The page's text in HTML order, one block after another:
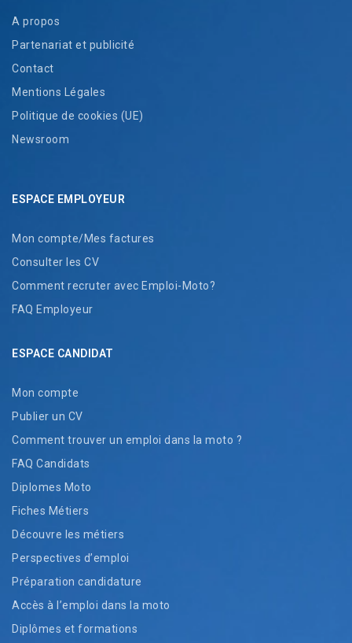
A propos
Partenariat et publicité
Contact
Mentions Légales
Politique de cookies (UE)
Newsroom
ESPACE EMPLOYEUR
Mon compte/Mes factures
Consulter les CV
Comment recruter avec Emploi-Moto?
FAQ Employeur
ESPACE CANDIDAT
Mon compte
Publier un CV
Comment trouver un emploi dans la moto ?
FAQ Candidats
Diplomes Moto
Fiches Métiers
Découvre les métiers
Perspectives d’emploi
Préparation candidature
Accès à l’emploi dans la moto
Diplômes et formations